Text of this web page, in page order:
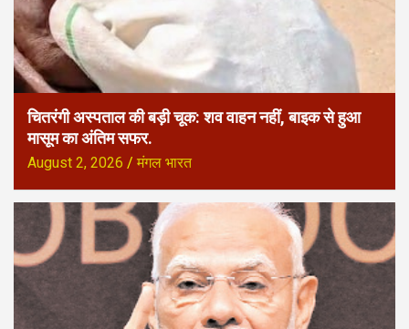
चितरंगी अस्पताल की बड़ी चूक: शव वाहन नहीं, बाइक से हुआ
मासूम का अंतिम सफर.
August 2, 2026 मंगल भारत